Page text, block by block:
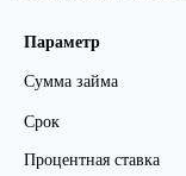
Параметр
Сумма займа
Срок
Процентная ставка